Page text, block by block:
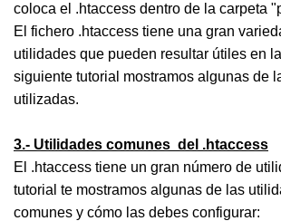
coloca el .htaccess dentro de la carpeta
El fichero .htaccess tiene una gran
utilidades que pueden resultar útiles en
siguiente tutorial mostramos algunas de
utilizadas.
3.- Utilidades comunes del .htaccess
El .htaccess tiene un gran número de
tutorial te mostramos algunas de las
comunes y cómo las debes configurar: